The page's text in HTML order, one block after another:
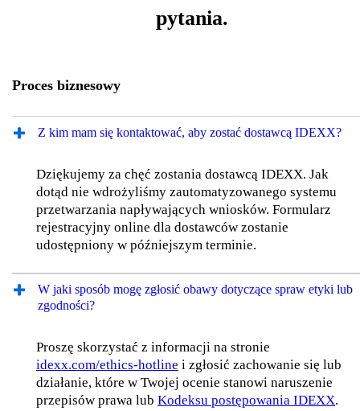
pytania.
Proces biznesowy
Z kim mam się kontaktować, aby zostać dostawcą IDEXX?
Dziękujemy za chęć zostania dostawcą IDEXX. Jak
dotąd nie wdrożyliśmy zautomatyzowanego systemu
przetwarzania napływających wniosków. Formularz
rejestracyjny online dla dostawców zostanie
udostępniony w późniejszym terminie.
W jaki sposób mogę zgłosić obawy dotyczące spraw etyki lub
zgodności?
Proszę skorzystać z informacji na stronie
idexx.com/ethics-hotline i zgłosić zachowanie się lub
działanie, które w Twojej ocenie stanowi naruszenie
przepisów prawa lub Kodeksu postępowania IDEXX.